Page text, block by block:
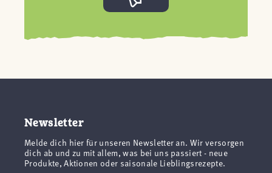
Newsletter
Melde dich hier für unseren Newsletter an. Wir versorgen
dich ab und zu mit allem, was bei uns passiert - neue
Produkte, Aktionen oder saisonale Lieblingsrezepte.